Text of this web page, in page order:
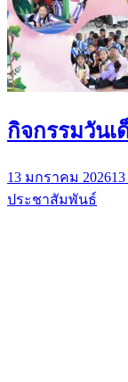
กิจกรรมวัน
13 มกราคม 2026
ประชาสัมพันธ์